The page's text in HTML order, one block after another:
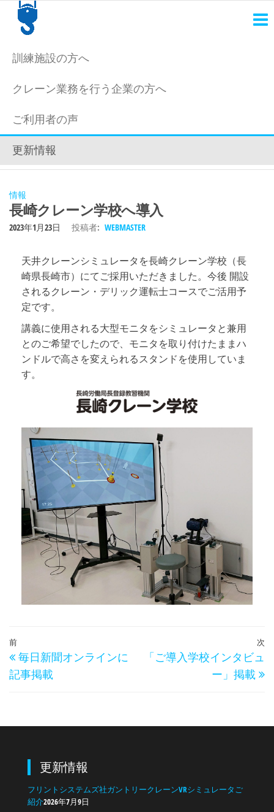
ク
ー
ン
シ
ミ
ュ
レ
ー
ーン
士
訓練施設の方へ
クレーン業務を行う企業の方へ
ご利用者の声
更新情報
情報
長崎クレーン学校へ導入
2023年1月23日 投稿者: WEBMASTER
天井クレーンシミュレータを長崎クレーン学校（長
崎県長崎市）にてご採用いただきました。今後 開設
されるクレーン・デリック運転士コースでご活用予
定です。
講義に使用される大型モニタをシミュレータと兼用
とのご希望でしたので、モニタを取り付けたままハ
ンドルで高さを変えられるスタンドを使用していま
す。
前
毎日新聞オンラインに
記事掲載
次
「ご導入学校インタビュ
ー」掲載
更新情報
フリントシステムズ社ガントリークレーンVRシミュレータご
紹介2026年7月9日